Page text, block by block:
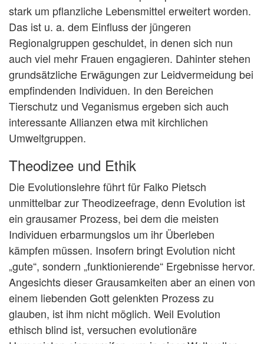
stark um pflanzliche Lebensmittel erweitert worden.
Das ist u. a. dem Einfluss der jüngeren
Regionalgruppen geschuldet, in denen sich nun
auch viel mehr Frauen engagieren. Dahinter stehen
grundsätzliche Erwägungen zur Leidvermeidung bei
empfindenden Individuen. In den Bereichen
Tierschutz und Veganismus ergeben sich auch
interessante Allianzen etwa mit kirchlichen
Umweltgruppen.
Theodizee und Ethik
Die Evolutionslehre führt für Falko Pietsch
unmittelbar zur Theodizeefrage, denn Evolution ist
ein grausamer Prozess, bei dem die meisten
Individuen erbarmungslos um ihr Überleben
kämpfen müssen. Insofern bringt Evolution nicht
„gute“, sondern „funktionierende“ Ergebnisse hervor.
Angesichts dieser Grausamkeiten aber an einen von
einem liebenden Gott gelenkten Prozess zu
glauben, ist ihm nicht möglich. Weil Evolution
ethisch blind ist, versuchen evolutionäre